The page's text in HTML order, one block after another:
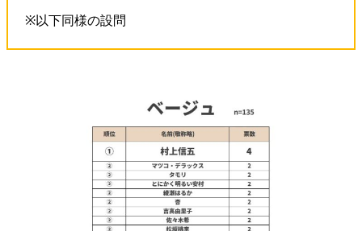
※以下同様の設問